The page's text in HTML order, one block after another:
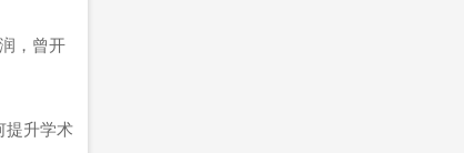
，曾开
提升学术